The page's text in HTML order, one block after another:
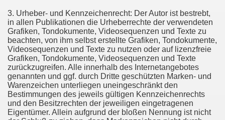
3. Urheber- und Kennzeichenrecht: Der Autor ist bestrebt,
in allen Publikationen die Urheberrechte der verwendeten
Grafiken, Tondokumente, Videosequenzen und Texte zu
beachten, von ihm selbst erstellte Grafiken, Tondokumente,
Videosequenzen und Texte zu nutzen oder auf lizenzfreie
Grafiken, Tondokumente, Videosequenzen und Texte
zurückzugreifen. Alle innerhalb des Internetangebotes
genannten und ggf. durch Dritte geschützten Marken- und
Warenzeichen unterliegen uneingeschränkt den
Bestimmungen des jeweils gültigen Kennzeichenrechts
und den Besitzrechten der jeweiligen eingetragenen
Eigentümer. Allein aufgrund der bloßen Nennung ist nicht